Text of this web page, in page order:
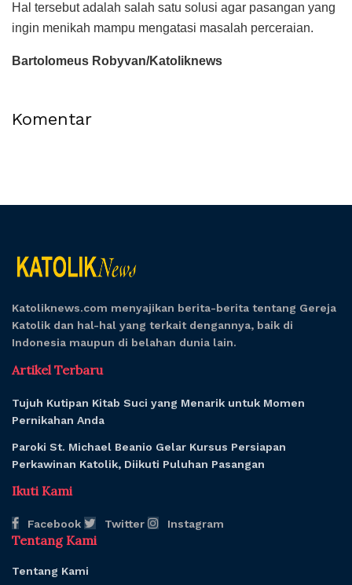
Hal tersebut adalah salah satu solusi agar pasangan yang
ingin menikah mampu mengatasi masalah perceraian.
Bartolomeus Robyvan/Katoliknews
Komentar
Katoliknews.com menyajikan berita-berita tentang Gereja
Katolik dan hal-hal yang terkait dengannya, baik di
Indonesia maupun di belahan dunia lain.
Artikel Terbaru
Tujuh Kutipan Kitab Suci yang Menarik untuk Momen
Pernikahan Anda
Paroki St. Michael Beanio Gelar Kursus Persiapan
Perkawinan Katolik, Diikuti Puluhan Pasangan
Ikuti Kami
Facebook Twitter Instagram
Tentang Kami
Tentang Kami